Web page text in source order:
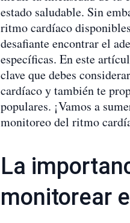
estado saludable. Sin
ritmo cardíaco
desafiante encontrar el
específicas. En este
clave que debes
cardíaco y también te
populares. ¡Vamos a
monitoreo del ritmo
La
monitorear